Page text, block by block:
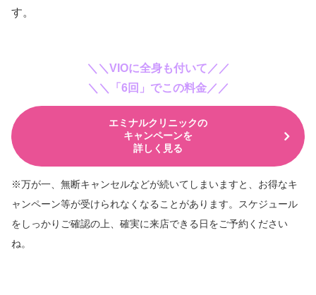
す。
＼＼VIOに全身も付いて／／
＼＼「6回」でこの料金／／
エミナルクリニックの
キャンペーンを
詳しく見る
※万が一、無断キャンセルなどが続いてしまいますと、 お得なキ
ャンペーン等が受けられなくなることがあります。スケジュール
をしっかりご確認の上、 確実に来店できる日をご予約ください
ね。